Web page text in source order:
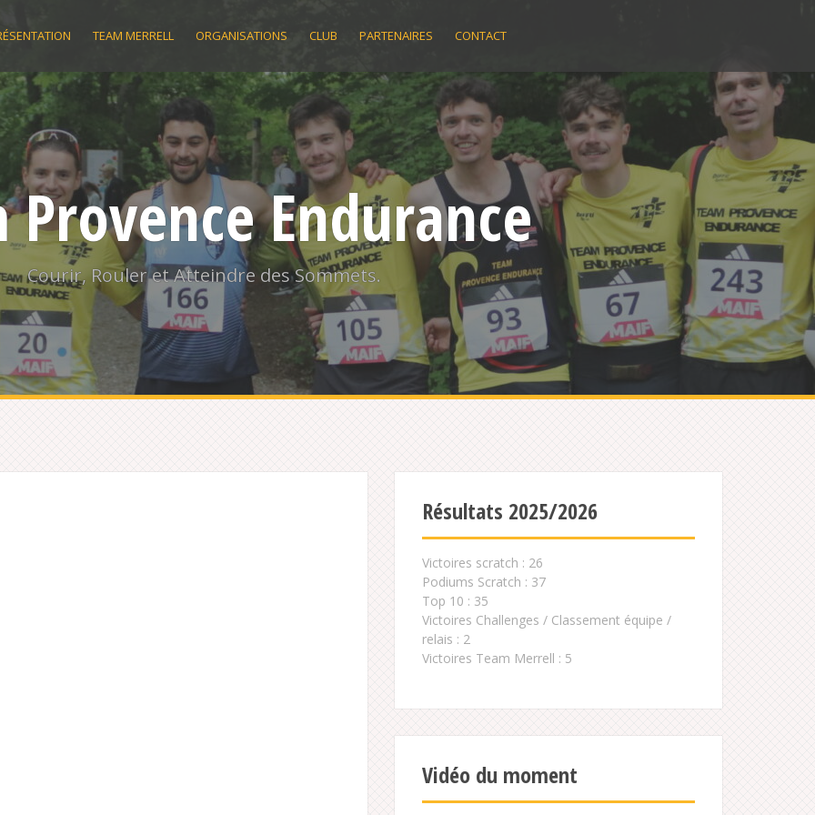
TEAM MERRELL ORGANISATIONS CLUB PARTENAIRES CONTACT
Provence Endurance
Courir, Rouler et Atteindre des Sommets.
Résultats 2025/2026
Victoires scratch : 26
Podiums Scratch : 37
Top 10 : 35
Victoires Challenges / Classement équipe /
relais : 2
Victoires Team Merrell : 5
Vidéo du moment